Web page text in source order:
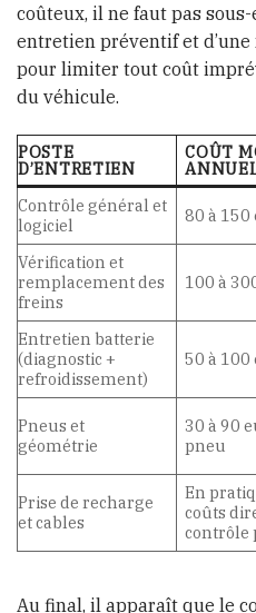
coûteux, il ne faut pas
entretien préventif et
pour limiter tout coût
du véhicule.
POSTE
D’ENTRETIEN
COÛT
Contrôle général et
logiciel
80 à 150
Vérification et
remplacement des
freins
100 à
Entretien batterie
(diagnostic +
refroidissement)
50 à 100
Pneus et
géométrie
30 à 90
pneu
Prise de recharge
et cables
En
coûts
contrôle
Au final, il apparaît que le